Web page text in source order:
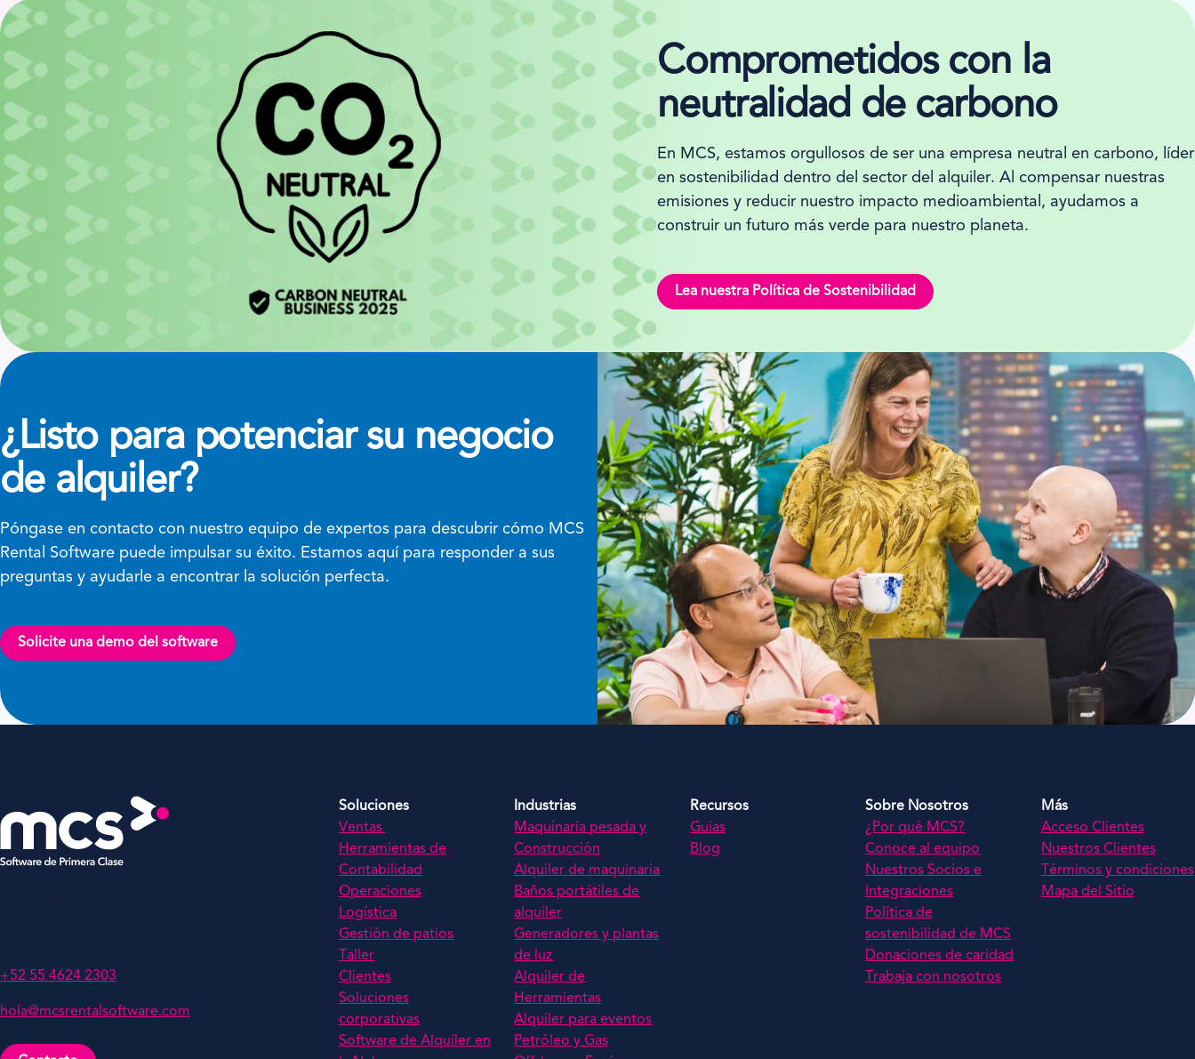
Comprometidos con la
neutralidad de carbono
En MCS, estamos orgullosos de ser una empresa neutral en carbono, líder
en sostenibilidad dentro del sector del alquiler. Al compensar nuestras
emisiones y reducir nuestro impacto medioambiental, ayudamos a
construir un futuro más verde para nuestro planeta.
Lea nuestra Política de Sostenibilidad
¿Listo para potenciar su negocio
de alquiler?
Póngase en contacto con nuestro equipo de expertos para descubrir cómo MCS
Rental Software puede impulsar su éxito. Estamos aquí para responder a sus
preguntas y ayudarle a encontrar la solución perfecta.
Solicite una demo del software
+52 55 4624 2303
hola@mcsrentalsoftware.com
Soluciones
Ventas
Herramientas de
Contabilidad
Operaciones
Logística
Gestión de patios
Taller
Clientes
Soluciones
corporativas
Software de Alquiler en
Industrias
Maquinaria pesada y
Construcción
Alquiler de maquinaria
Baños portátiles de
alquiler
Generadores y plantas
de luz
Alquiler de
Herramientas
Alquiler para eventos
Petróleo y Gas
Recursos
Guías
Blog
Sobre Nosotros
¿Por qué MCS?
Conoce al equipo
Nuestros Socios e
Integraciones
Política de
sostenibilidad de MCS
Donaciones de caridad
Trabaja con nosotros
Más
Acceso Clientes
Nuestros Clientes
Términos y condiciones
Mapa del Sitio